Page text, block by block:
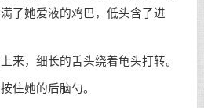
了她爱液的鸡巴，低头含了进
，细长的舌头绕着龟头打转。
她的后脑勺。